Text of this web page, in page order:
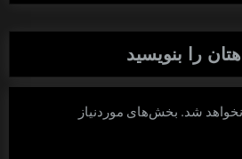
را بنویسید
شد.
بخش‌های موردنیاز